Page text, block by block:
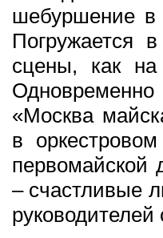
шебуршение в
Погружается
сцены, как на
«Москва
в
первомайской
– счастливые